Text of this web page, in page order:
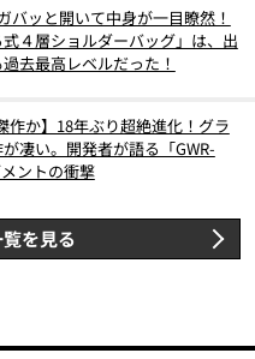
バッと開いて中身が一目瞭然！
４層ショルダーバッグ」は、出
去最高レベルだった！
作か】18年ぶり超絶進化！グラ
凄い。開発者が語る「GWR-
ントの衝撃
を見る